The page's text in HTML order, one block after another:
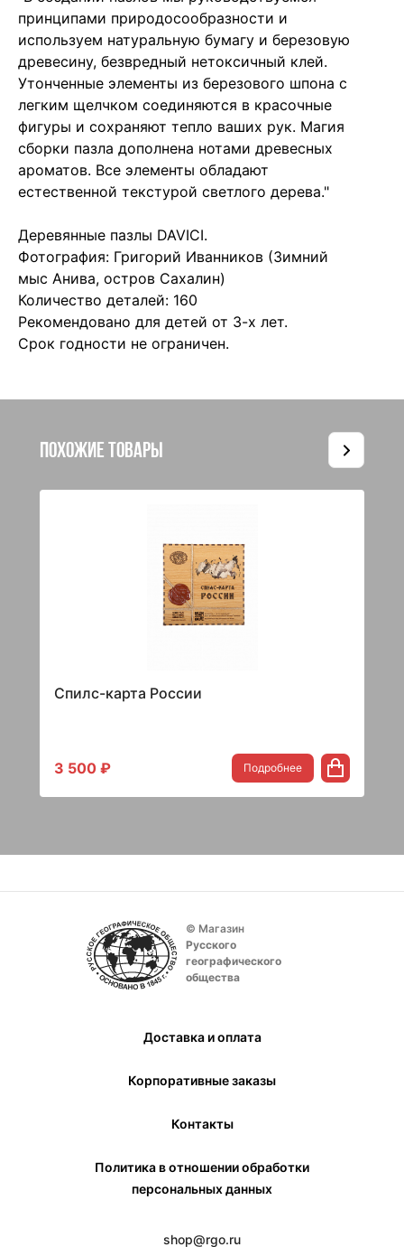
принципами природосообразности и
используем натуральную бумагу и березовую
древесину, безвредный нетоксичный клей.
Утонченные элементы из березового шпона с
легким щелчком соединяются в красочные
фигуры и сохраняют тепло ваших рук. Магия
сборки пазла дополнена нотами древесных
ароматов. Все элементы обладают
естественной текстурой светлого дерева."
Деревянные пазлы DAVICI.
Фотография: Григорий Иванников (Зимний
мыс Анива, остров Сахалин)
Количество деталей: 160
Рекомендовано для детей от 3-х лет.
Срок годности не ограничен.
Похожие товары
Спилс-карта России
3 500 ₽ Подробнее
© Магазин
Русского
географического
общества
Доставка и оплата
Корпоративные заказы
Контакты
Политика в отношении обработки
персональных данных
shop@rgo.ru